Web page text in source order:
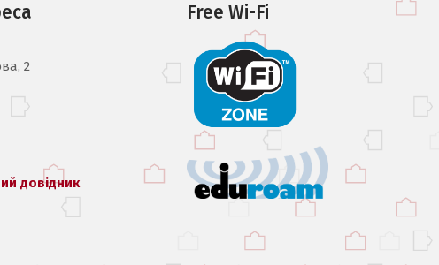
2
довідник
Free Wi-Fi